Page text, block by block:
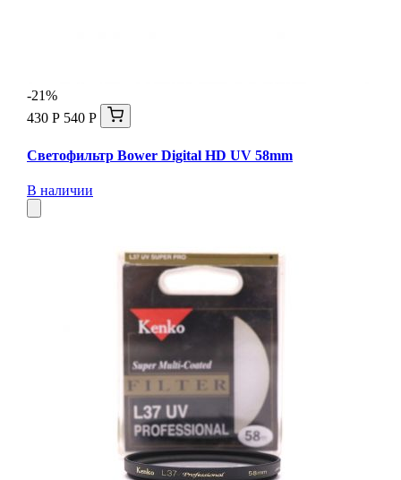
-21%
430 Р 540 Р
Светофильтр Bower Digital HD UV 58mm
В наличии